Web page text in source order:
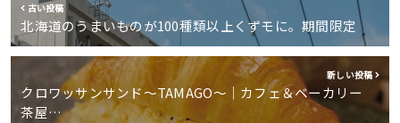
古い投稿
北海道のうまいものが100種類以上くずモに。期間限定
新しい投稿
クロワッサンサンド～TAMAGO～｜カフェ＆ベーカリー
茶屋…